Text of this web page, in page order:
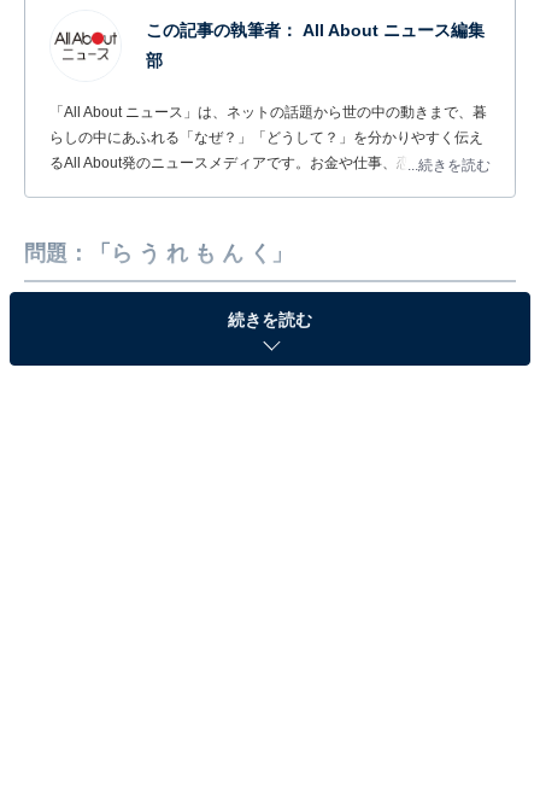
この記事の執筆者： All About ニュース編集
部
「All About ニュース」は、ネットの話題から世の中の動きまで、暮
らしの中にあふれる「なぜ？」「どうして？」を分かりやすく伝え
るAll About発のニュースメディアです。お金や仕事、恋愛、ITに関
...続きを読む
問題：「ら う れ も ん く」
続きを読む